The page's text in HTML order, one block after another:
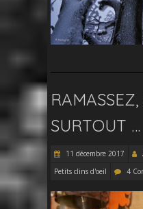
SURTOUT …
11 décembre 2017
Petits clins d'oeil
4